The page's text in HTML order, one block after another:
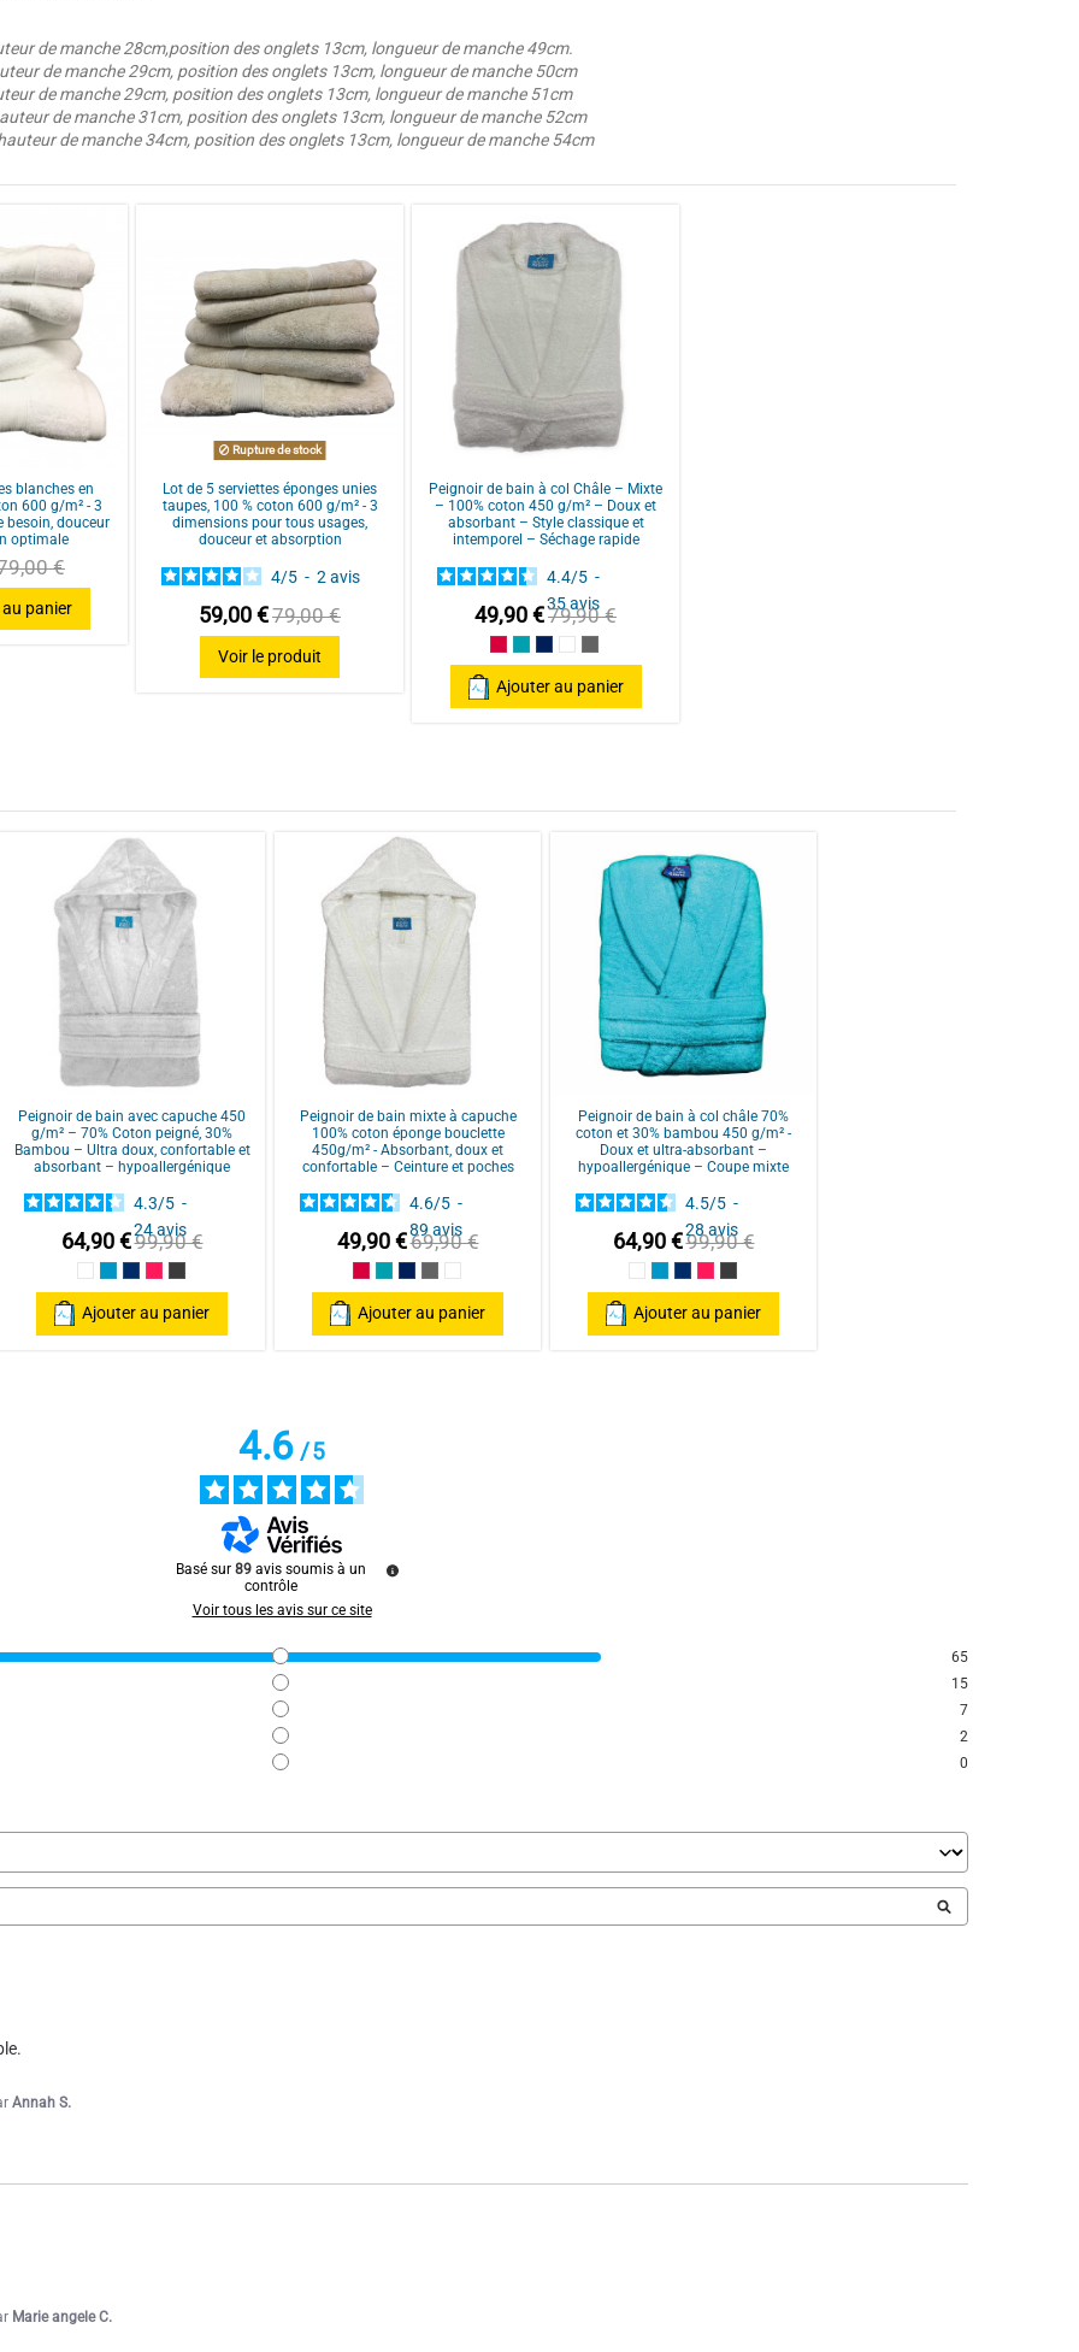
de manche 28cm,position des onglets 13cm, longueur de manche 49cm.
de manche 29cm, position des onglets 13cm, longueur de manche 50cm
de manche 29cm, position des onglets 13cm, longueur de manche 51cm
de manche 31cm, position des onglets 13cm, longueur de manche 52cm
de manche 34cm, position des onglets 13cm, longueur de manche 54cm
100% COTON ÉPAIS ET ABSORBANT : peignoir de bain à capuche 450 g/m² en coton
bouclette ultra absorbant. Idéal pour rester bien au sec après la douche ou le bain.
COUPE CONFORTABLE ET PRATIQUE : peignoir à capuche avec ceinture sous-passante et
deux poches latérales. Pour un confort maximal et une grande liberté de mouvement au
quotidien.
ÉLÉGANT & COLORÉ : disponible en plusieurs coloris unis, modernes et résistants aux
lavages. Parfait pour tous les styles et toutes les envies.
femmes. Disponibles du S au XXL.
ENTRETIEN FACILE : lavable en machine à 40°. Peignoir de bain durable, doux lavage après
4.6
Basé sur89 avis soumis à un
contrôle
Voir tous les avis sur ce site
Marie angele C.
1 2 3 4 5 6 18
blanches en
600 g/m² - 3
besoin, douceur
optimale
€
panier
Rupture de stock
Lot de 5 serviettes éponges unies
taupes, 100 % coton 600 g/m² - 3
dimensions pour tous usages,
douceur et absorption
4/5 - 2 avis
59,00 €79,00 €
Voir le produit
Peignoir de bain à col Châle – Mixte
– 100% coton 450 g/m² – Doux et
absorbant – Style classique et
intemporel – Séchage rapide
4.4/5 -
35avis
49,90 €79,90 €
Framboise/Fuschia
Bleu Canard
Bleu Marine/Navy Blue
Blanc/White
Anthracite/Dark Grey
Ajouter au panier
Grey
Peignoir de bain avec capuche 450
g/m² – 70% Coton peigné, 30%
Bambou – Ultra doux, confortable et
absorbant – hypoallergénique
4.3/5 -
24avis
64,90 €99,90 €
BlancBleu Canard
Bleu Marine
FuschiaGris Anthracite
Ajouter au panier
Peignoir de bain mixte à capuche
100% coton éponge bouclette
450g/m² - Absorbant, doux et
confortable – Ceinture et poches
4.6/5 -
89avis
49,90 €69,90 €
Framboise/Fuschia
Bleu Canard
Bleu Marine/Navy Blue
Gris/Grey
Blanc/White
Ajouter au panier
Peignoir de bain à col châle 70%
coton et 30% bambou 450 g/m² -
Doux et ultra-absorbant –
hypoallergénique – Coupe mixte
4.5/5 -
28avis
64,90 €99,90 €
BlancBleu Canard
Bleu Marine
FuschiaGris Anthracite
Ajouter au panier
4.6/5
Basé sur 89 avis soumis à un
contrôle
Voir tous les avis sur ce site
65
15
7
2
0
Annah S.
Marie angele C.